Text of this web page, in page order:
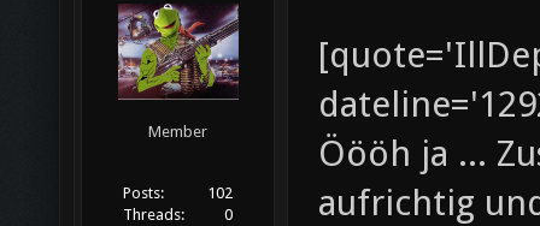
Member
Posts:
102
Threads:
0
Öööh ja ...
aufrichtig